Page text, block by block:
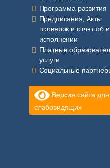
Программа развития
Предписания, Акты
проверок и отчет об
исполнении
Платные
услуги
Социальные
Версия сайта для
слабовидящих